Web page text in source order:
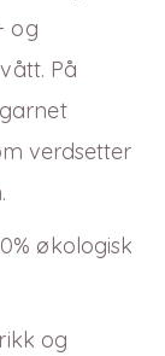
og
På
verdsetter
% økologisk
og